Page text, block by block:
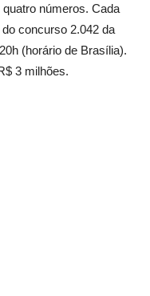
números. Cada
concurso 2.042 da
(horário de Brasília).
3 milhões.